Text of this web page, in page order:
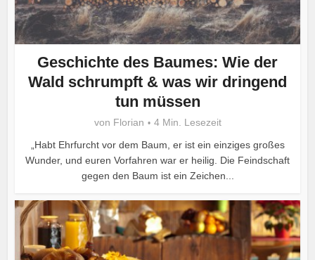
Geschichte des Baumes: Wie der
Wald schrumpft & was wir dringend
tun müssen
von Florian
4 Min. Lesezeit
„Habt Ehrfurcht vor dem Baum, er ist ein einziges großes
Wunder, und euren Vorfahren war er heilig. Die Feindschaft
gegen den Baum ist ein Zeichen...